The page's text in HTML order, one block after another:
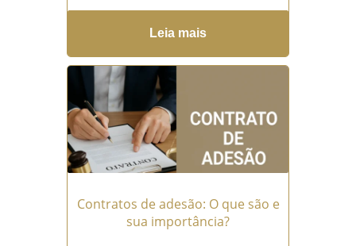
da Imprevisão): Reequilibre
Sua Situação Contratual A
revisão de contratos por
onerosidade excessiva (teoria
da...Leia mais →
Leia mais
Contratos de adesão: O que são e
sua importância?